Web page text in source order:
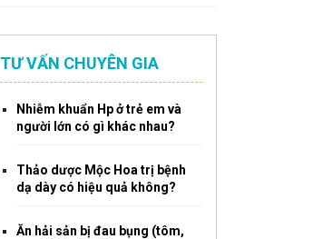
TƯ VẤN CHUYÊN GIA
Nhiễm khuẩn Hp ở trẻ em và
người lớn có gì khác nhau?
Thảo dược Mộc Hoa trị bệnh
dạ dày có hiệu quả không?
Ăn hải sản bị đau bụng (tôm,